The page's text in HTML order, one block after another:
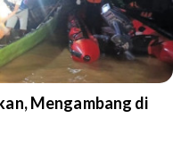
Mengambang di